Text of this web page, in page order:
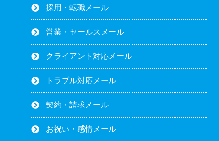
採用・転職メール
営業・セールスメール
クライアント対応メール
トラブル対応メール
契約・請求メール
お祝い・感情メール